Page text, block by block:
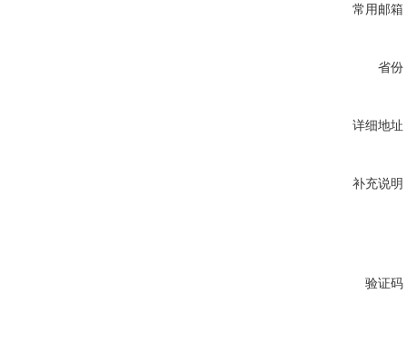
常用邮箱
省份
详细地址
补充说明
验证码